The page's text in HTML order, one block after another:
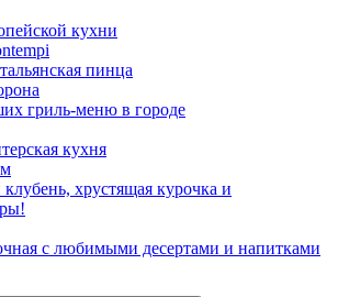
кухни
пинца
гриль-меню в городе
кухня
хрустящая курочка и
с любимыми десертами и напитками